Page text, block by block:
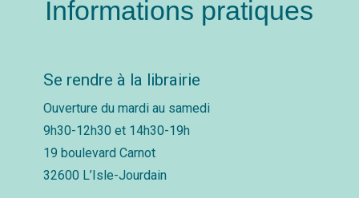
Informations pratiques
Se rendre à la librairie
Ouverture du mardi au samedi
9h30-12h30 et 14h30-19h
19 boulevard Carnot
32600 L’Isle-Jourdain